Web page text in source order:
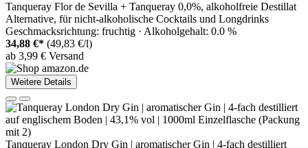
Tanqueray Flor de Sevilla + Tanqueray 0,0%, alkoholfreie Destillat
Alternative, für nicht-alkoholische Cocktails und Longdrinks
Geschmacksrichtung: fruchtig · Alkoholgehalt: 0.0 %
34,88 €* (49,83 €/l)
ab 3,99 € Versand
Weitere Details
Tanqueray London Dry Gin | aromatischer Gin | 4-fach destilliert